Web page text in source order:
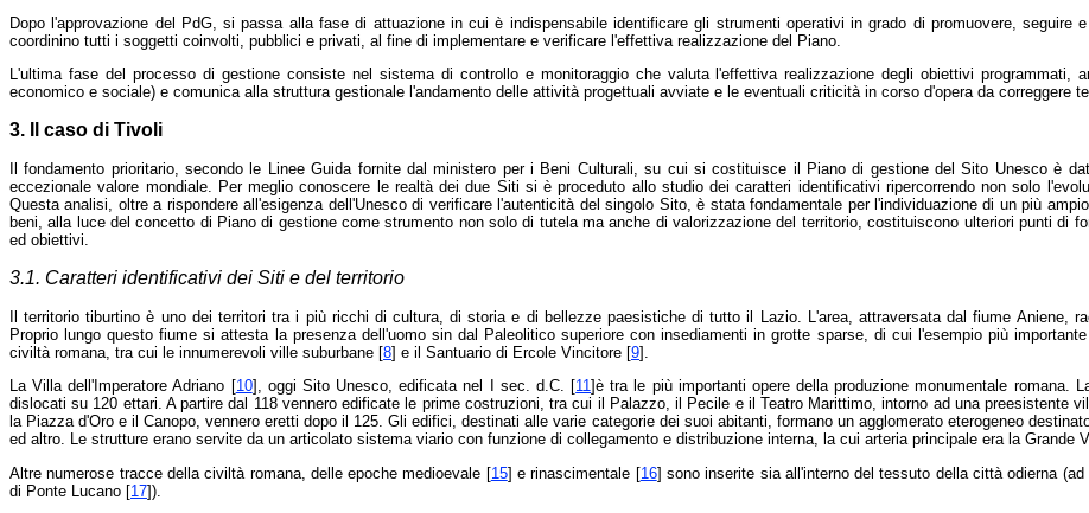
Dopo l'approvazione del PdG, si passa alla fase di attuazione in cui è indispensabile identificare gli strumenti operativi in grado di promuovere, seguire
coordinino tutti i soggetti coinvolti, pubblici e privati, al fine di implementare e verificare l'effettiva realizzazione del Piano.
L'ultima fase del processo di gestione consiste nel sistema di controllo e monitoraggio che valuta l'effettiva realizzazione degli obiettivi programmati,
economico e sociale) e comunica alla struttura gestionale l'andamento delle attività progettuali avviate e le eventuali criticità in corso d'opera da correggere
3. Il caso di Tivoli
Il fondamento prioritario, secondo le Linee Guida fornite dal ministero per i Beni Culturali, su cui si costituisce il Piano di gestione del Sito Unesco è
eccezionale valore mondiale. Per meglio conoscere le realtà dei due Siti si è proceduto allo studio dei caratteri identificativi ripercorrendo non solo
Questa analisi, oltre a rispondere all'esigenza dell'Unesco di verificare l'autenticità del singolo Sito, è stata fondamentale per l'individuazione di un più
beni, alla luce del concetto di Piano di gestione come strumento non solo di tutela ma anche di valorizzazione del territorio, costituiscono ulteriori punti di
ed obiettivi.
3.1. Caratteri identificativi dei Siti e del territorio
Il territorio tiburtino è uno dei territori tra i più ricchi di cultura, di storia e di bellezze paesistiche di tutto il Lazio. L'area, attraversata dal fiume Aniene,
Proprio lungo questo fiume si attesta la presenza dell'uomo sin dal Paleolitico superiore con insediamenti in grotte sparse, di cui l'esempio più
civiltà romana, tra cui le innumerevoli ville suburbane [8] e il Santuario di Ercole Vincitore [9].
La Villa dell'Imperatore Adriano [10], oggi Sito Unesco, edificata nel I sec. d.C. [11]è tra le più importanti opere della produzione monumentale romana.
dislocati su 120 ettari. A partire dal 118 vennero edificate le prime costruzioni, tra cui il Palazzo, il Pecile e il Teatro Marittimo, intorno ad una preesistente
la Piazza d'Oro e il Canopo, vennero eretti dopo il 125. Gli edifici, destinati alle varie categorie dei suoi abitanti, formano un agglomerato eterogeneo
ed altro. Le strutture erano servite da un articolato sistema viario con funzione di collegamento e distribuzione interna, la cui arteria principale era la Grande
Altre numerose tracce della civiltà romana, delle epoche medioevale [15] e rinascimentale [16] sono inserite sia all'interno del tessuto della città odierna
di Ponte Lucano [17]).